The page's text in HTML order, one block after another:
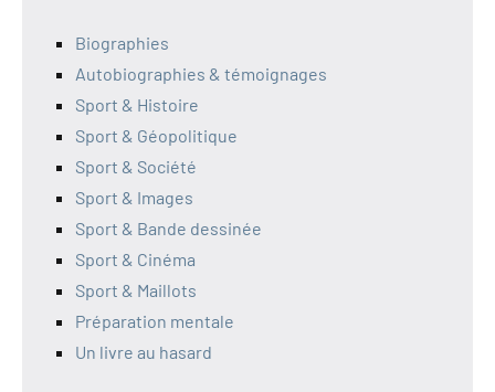
Biographies
Autobiographies & témoignages
Sport & Histoire
Sport & Géopolitique
Sport & Société
Sport & Images
Sport & Bande dessinée
Sport & Cinéma
Sport & Maillots
Préparation mentale
Un livre au hasard